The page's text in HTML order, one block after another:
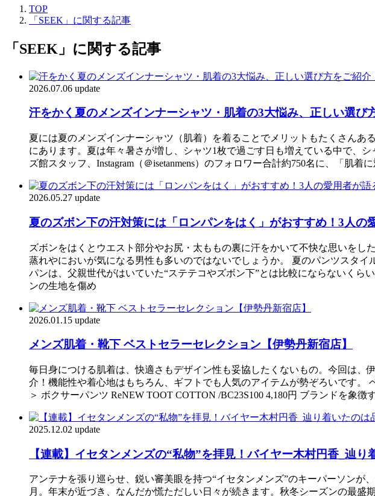
TOP
「SEEK」に関する記事
「SEEK」に関する記事
2026.07.06 update
汗をかく夏のメンズインナーシャツ・肌着の3大悩み、正しい選び
夏には夏のメンズインナーシャツ（肌着）を着ることでメリットもたくさん
にあります。夏は年々暑さが増し、シャツ1枚で過ごす日も増えている中で、
ズ館スタッフ、Instagram（＠isetanmens）のフォロワー合計約750名に、「肌
2026.05.27 update
夏のズボン下の汗対策には「ロンパンをはく」がおすすめ！3人の
ズボンをはくとウエスト部分やお尻・太ももの裏に汗をかいて不快な思いを
蒸れやにおいが気になる男性も多いのではないでしょうか。 夏のパンツスタ
パンは、父親世代がはいていた“ステテコやズボン下”とは比較にならないく
ンの生地を傷め
2026.01.15 update
メンズ肌着・靴下 ベストセラーセレクション【伊勢丹新宿店】
毎日身につける肌着は、快適さもデザイン性も妥協したくないもの。今回は
介！機能性や着心地はもちろん、ギフトでも人気のアイテムが勢ぞろいです。
＞ ボクサーパンツ ReNEW TOOT COTTON /BC23S100 4,180円 ブランドを象
2025.12.02 update
【連載】イセタンメンズの“私物”を拝見！バイヤー木村円香_辿
アンテナを張り巡らせ、鋭い審美眼を持つ“イセタンメンズ”のキーパーソン
月。年末が近づき、なんだか慌ただしい日々が続きます。秋冬シーズンの最